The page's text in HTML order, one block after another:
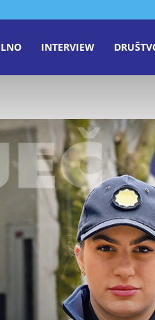
INTERVIEW